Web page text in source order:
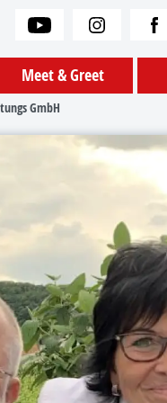
Meet & Greet
GmbH